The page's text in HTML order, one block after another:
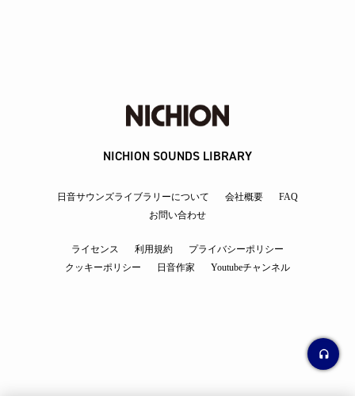
NICHION SOUNDS LIBRARY
日音サウンズライブラリーについて 会社概要
FAQ
お問い合わせ
ライセンス 利用規約
プライバシーポリシー
クッキーポリシー
日音作家 Youtubeチャンネル